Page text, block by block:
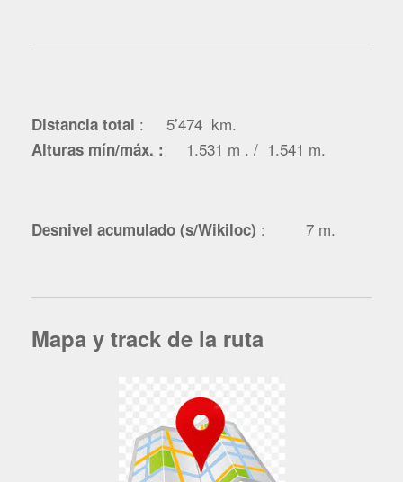
Distancia total : 5’474 km.
Alturas mín/máx. : 1.531 m . / 1.541 m.
Desnivel acumulado (s/Wikiloc) : 7 m.
Mapa y track de la ruta